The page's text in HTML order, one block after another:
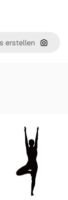
Nach